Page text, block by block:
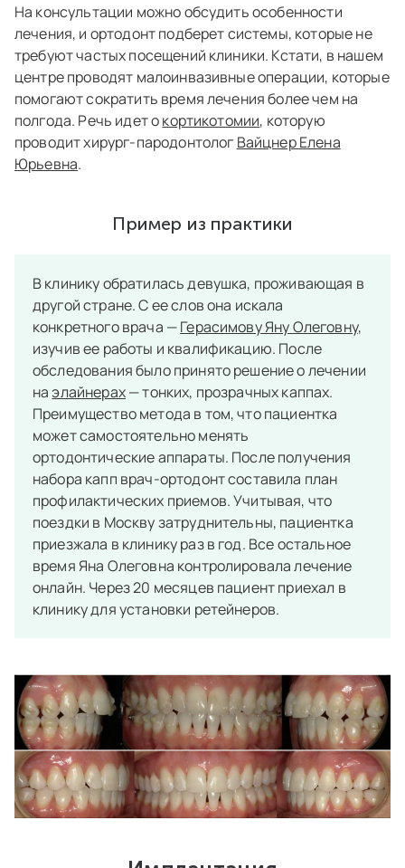
На консультации можно обсудить особенности
лечения, и ортодонт подберет системы, которые не
требуют частых посещений клиники. Кстати, в нашем
центре проводят малоинвазивные операции, которые
помогают сократить время лечения более чем на
полгода. Речь идет окортикотомии, которую
проводит хирург-пародонтолог Вайцнер Елена
Юрьевна.
Пример из практики
В клинику обратилась девушка, проживающая в
другой стране. С ее слов она искала
конкретного врача —Герасимову Яну Олеговну,
изучив ее работы и квалификацию. После
обследования было принято решение о лечении
наэлайнерах— тонких, прозрачных каппах.
Преимущество метода в том, что пациентка
может самостоятельно менять
ортодонтические аппараты. После получения
набора капп врач-ортодонт составила план
профилактических приемов. Учитывая, что
поездки в Москву затруднительны, пациентка
приезжала в клинику раз в год. Все остальное
время Яна Олеговна контролировала лечение
онлайн. Через 20 месяцев пациент приехал в
клинику для установки ретейнеров.